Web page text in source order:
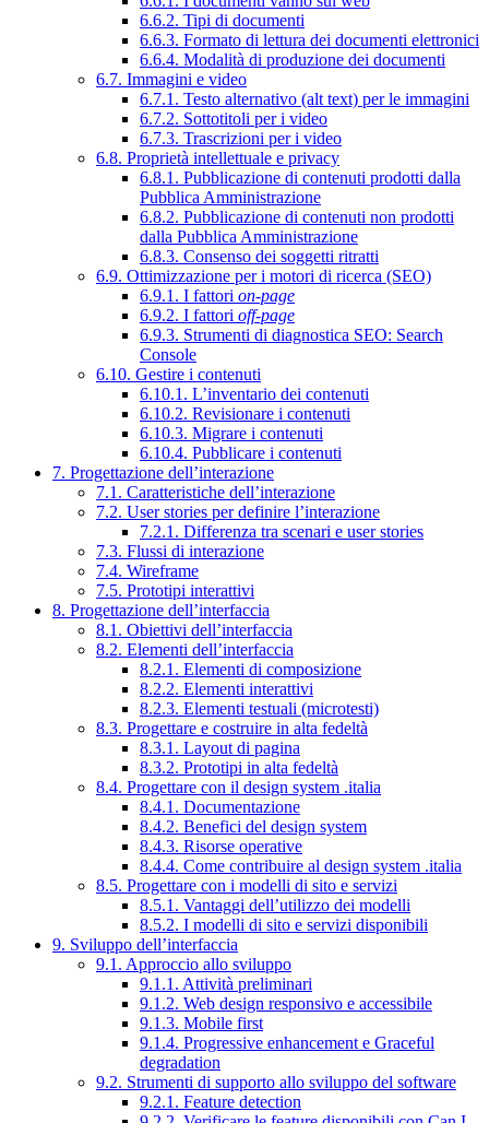
6.6.2. Tipi di documenti
6.6.3. Formato di lettura dei documenti elettronici
6.6.4. Modalità di produzione dei documenti
6.7. Immagini e video
6.7.1. Testo alternativo (alt text) per le immagini
6.7.2. Sottotitoli per i video
6.7.3. Trascrizioni per i video
6.8. Proprietà intellettuale e privacy
6.8.1. Pubblicazione di contenuti prodotti dalla
Pubblica Amministrazione
6.8.2. Pubblicazione di contenuti non prodotti
dalla Pubblica Amministrazione
6.8.3. Consenso dei soggetti ritratti
6.9. Ottimizzazione per i motori di ricerca (SEO)
6.9.1. I fattori on-page
6.9.2. I fattori off-page
6.9.3. Strumenti di diagnostica SEO: Search
Console
6.10. Gestire i contenuti
6.10.1. L’inventario dei contenuti
6.10.2. Revisionare i contenuti
6.10.3. Migrare i contenuti
6.10.4. Pubblicare i contenuti
7. Progettazione dell’interazione
7.1. Caratteristiche dell’interazione
7.2. User stories per definire l’interazione
7.2.1. Differenza tra scenari e user stories
7.3. Flussi di interazione
7.4. Wireframe
7.5. Prototipi interattivi
8. Progettazione dell’interfaccia
8.1. Obiettivi dell’interfaccia
8.2. Elementi dell’interfaccia
8.2.1. Elementi di composizione
8.2.2. Elementi interattivi
8.2.3. Elementi testuali (microtesti)
8.3. Progettare e costruire in alta fedeltà
8.3.1. Layout di pagina
8.3.2. Prototipi in alta fedeltà
8.4. Progettare con il design system .italia
8.4.1. Documentazione
8.4.2. Benefici del design system
8.4.3. Risorse operative
8.4.4. Come contribuire al design system .italia
8.5. Progettare con i modelli di sito e servizi
8.5.1. Vantaggi dell’utilizzo dei modelli
8.5.2. I modelli di sito e servizi disponibili
9. Sviluppo dell’interfaccia
9.1. Approccio allo sviluppo
9.1.1. Attività preliminari
9.1.2. Web design responsivo e accessibile
9.1.3. Mobile first
9.1.4. Progressive enhancement e Graceful
degradation
9.2. Strumenti di supporto allo sviluppo del software
9.2.1. Feature detection